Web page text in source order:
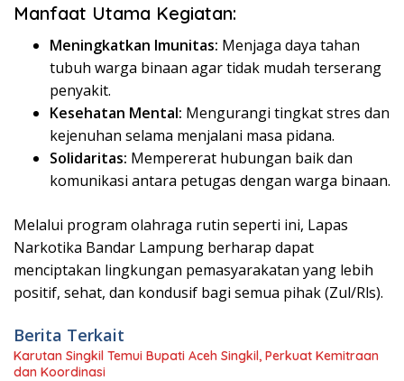
Manfaat Utama Kegiatan:
Meningkatkan Imunitas: Menjaga daya tahan
tubuh warga binaan agar tidak mudah terserang
penyakit.
Kesehatan Mental: Mengurangi tingkat stres dan
kejenuhan selama menjalani masa pidana.
Solidaritas: Mempererat hubungan baik dan
komunikasi antara petugas dengan warga binaan.
​Melalui program olahraga rutin seperti ini, Lapas
Narkotika Bandar Lampung berharap dapat
menciptakan lingkungan pemasyarakatan yang lebih
positif, sehat, dan kondusif bagi semua pihak (Zul/Rls).
Berita Terkait
Karutan Singkil Temui Bupati Aceh Singkil, Perkuat Kemitraan
dan Koordinasi